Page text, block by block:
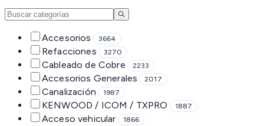
Accesorios 3664
Refacciones 3270
Cableado de Cobre 2233
Accesorios Generales 2017
Canalización 1987
KENWOOD / ICOM / TXPRO 1887
Acceso vehicular 1866